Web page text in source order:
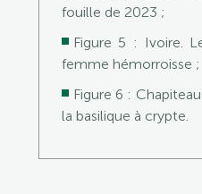
fouille de 2023 ;
Figure 5 : Ivoire.
femme hémorroisse ;
Figure 6 :
la basilique à crypte.